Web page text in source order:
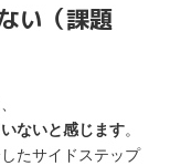
い（課題
ないと感じます。
たサイドステップ